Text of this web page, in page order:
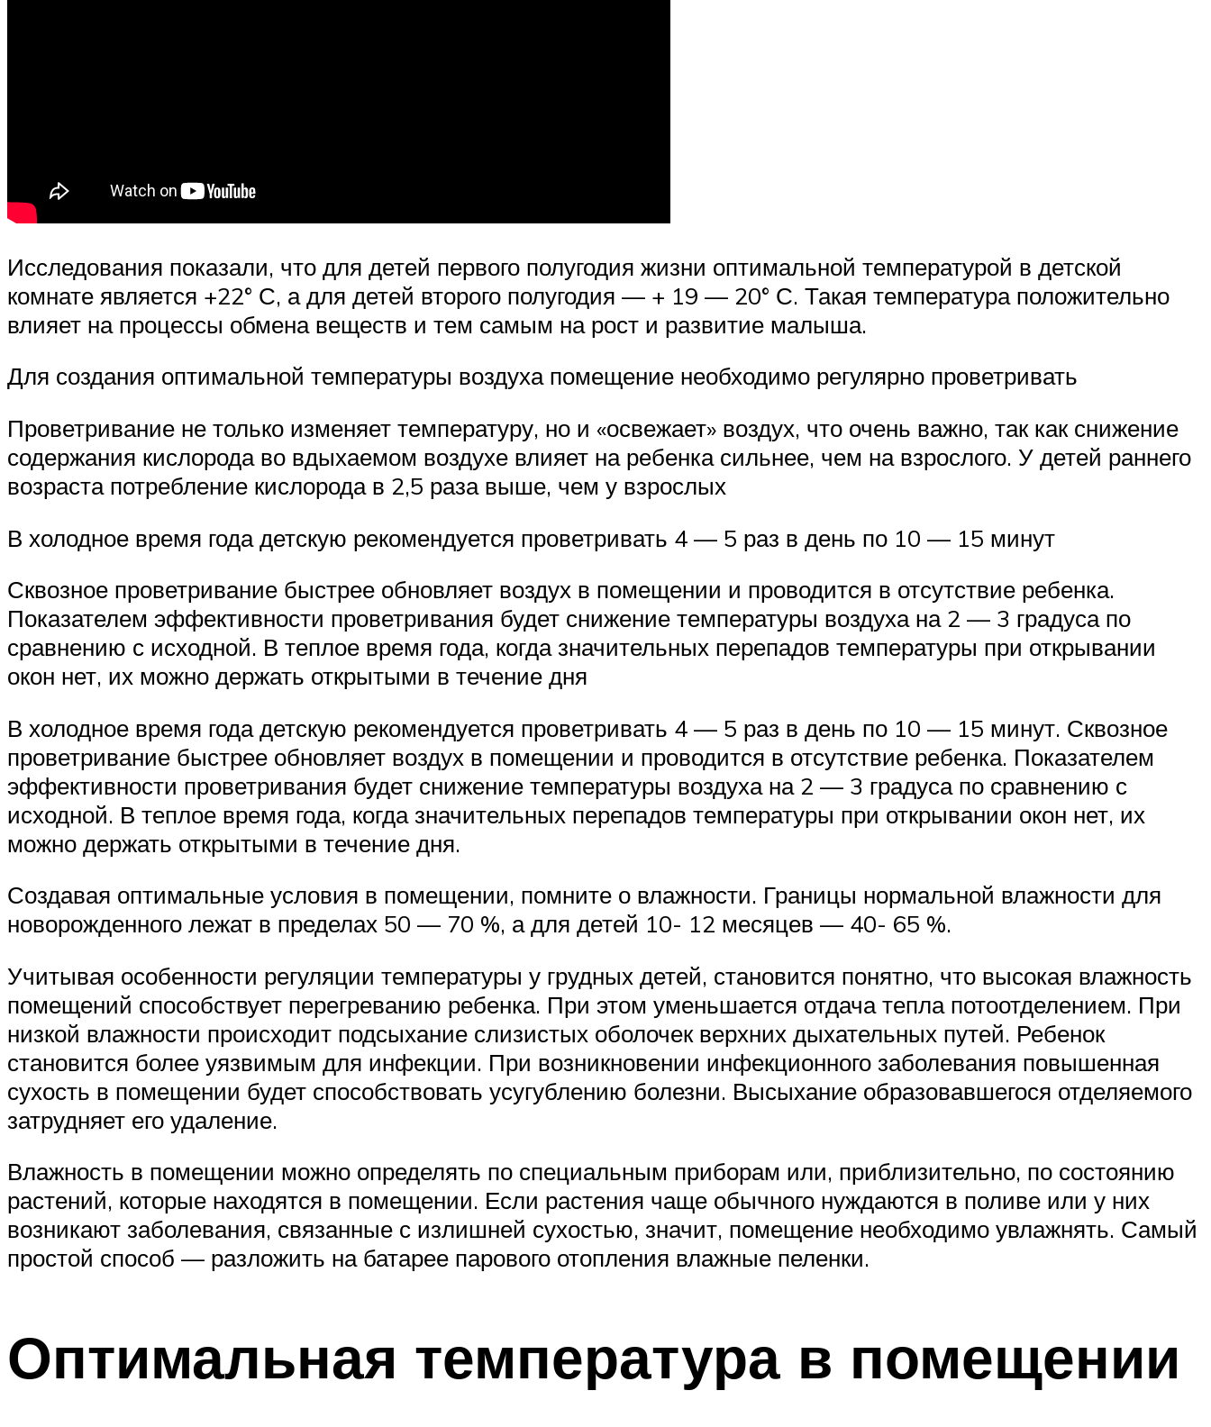
Исследования показали, что для детей первого полугодия жизни оптимальной температурой в детской
комнате является +22° С, а для детей второго полугодия — + 19 — 20° С. Такая температура положительно
влияет на процессы обмена веществ и тем самым на рост и развитие малыша.
Для создания оптимальной температуры воздуха помещение необходимо регулярно проветривать
Проветривание не только изменяет температуру, но и «освежает» воздух, что очень важно, так как снижение
содержания кислорода во вдыхаемом воздухе влияет на ребенка сильнее, чем на взрослого. У детей раннего
возраста потребление кислорода в 2,5 раза выше, чем у взрослых
В холодное время года детскую рекомендуется проветривать 4 — 5 раз в день по 10 — 15 минут
Сквозное проветривание быстрее обновляет воздух в помещении и проводится в отсутствие ребенка.
Показателем эффективности проветривания будет снижение температуры воздуха на 2 — 3 градуса по
сравнению с исходной. В теплое время года, когда значительных перепадов температуры при открывании
окон нет, их можно держать открытыми в течение дня
В холодное время года детскую рекомендуется проветривать 4 — 5 раз в день по 10 — 15 минут. Сквозное
проветривание быстрее обновляет воздух в помещении и проводится в отсутствие ребенка. Показателем
эффективности проветривания будет снижение температуры воздуха на 2 — 3 градуса по сравнению с
исходной. В теплое время года, когда значительных перепадов температуры при открывании окон нет, их
можно держать открытыми в течение дня.
Создавая оптимальные условия в помещении, помните о влажности. Границы нормальной влажности для
новорожденного лежат в пределах 50 — 70 %, а для детей 10- 12 месяцев — 40- 65 %.
Учитывая особенности регуляции температуры у грудных детей, становится понятно, что высокая влажность
помещений способствует перегреванию ребенка. При этом уменьшается отдача тепла потоотделением. При
низкой влажности происходит подсыхание слизистых оболочек верхних дыхательных путей. Ребенок
становится более уязвимым для инфекции. При возникновении инфекционного заболевания повышенная
сухость в помещении будет способствовать усугублению болезни. Высыхание образовавшегося отделяемого
затрудняет его удаление.
Влажность в помещении можно определять по специальным приборам или, приблизительно, по состоянию
растений, которые находятся в помещении. Если растения чаще обычного нуждаются в поливе или у них
возникают заболевания, связанные с излишней сухостью, значит, помещение необходимо увлажнять. Самый
простой способ — разложить на батарее парового отопления влажные пеленки.
Оптимальная температура в помещении